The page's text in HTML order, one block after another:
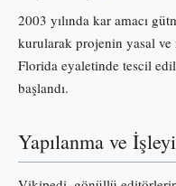
2003 yılında kar amacı
kurularak projenin yasal ve
Florida eyaletinde tescil
başlandı.
Yapılanma ve